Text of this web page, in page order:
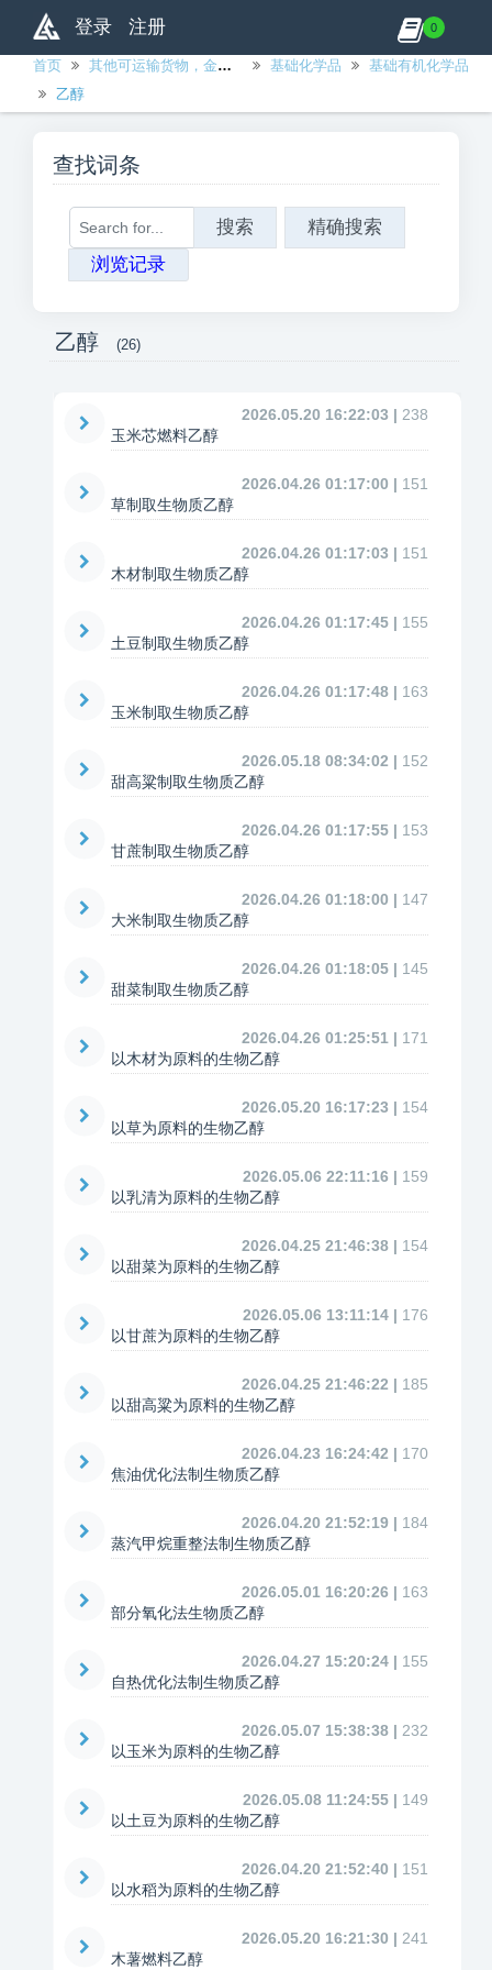
0
登录 注册
首页 其他可运输货物，金属制品、机械和设备除外 基础化学品
基础有机化学品
乙醇
查找词条
搜索
精确搜索
浏览记录
乙醇 (26)
2026.05.20 16:22:03 | 238
玉米芯燃料乙醇
2026.04.26 01:17:00 | 151
草制取生物质乙醇
2026.04.26 01:17:03 | 151
木材制取生物质乙醇
2026.04.26 01:17:45 | 155
土豆制取生物质乙醇
2026.04.26 01:17:48 | 163
玉米制取生物质乙醇
2026.05.18 08:34:02 | 152
甜高粱制取生物质乙醇
2026.04.26 01:17:55 | 153
甘蔗制取生物质乙醇
2026.04.26 01:18:00 | 147
大米制取生物质乙醇
2026.04.26 01:18:05 | 145
甜菜制取生物质乙醇
2026.04.26 01:25:51 | 171
以木材为原料的生物乙醇
2026.05.20 16:17:23 | 154
以草为原料的生物乙醇
2026.05.06 22:11:16 | 159
以乳清为原料的生物乙醇
2026.04.25 21:46:38 | 154
以甜菜为原料的生物乙醇
2026.05.06 13:11:14 | 176
以甘蔗为原料的生物乙醇
2026.04.25 21:46:22 | 185
以甜高粱为原料的生物乙醇
2026.04.23 16:24:42 | 170
焦油优化法制生物质乙醇
2026.04.20 21:52:19 | 184
蒸汽甲烷重整法制生物质乙醇
2026.05.01 16:20:26 | 163
部分氧化法生物质乙醇
2026.04.27 15:20:24 | 155
自热优化法制生物质乙醇
2026.05.07 15:38:38 | 232
以玉米为原料的生物乙醇
2026.05.08 11:24:55 | 149
以土豆为原料的生物乙醇
2026.04.20 21:52:40 | 151
以水稻为原料的生物乙醇
2026.05.20 16:21:30 | 241
木薯燃料乙醇